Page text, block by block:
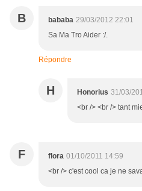
B bababa 29/03/2012 22:01
Sa Ma Tro Aider :/.
Répondre
H Honorius 31/03/
<br /> <br /> tant
F flora 01/10/2011 14:59
<br /> c'est cool ca je ne